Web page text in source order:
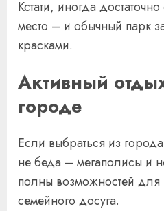
Кстати, иногда
место – и обычный парк
красками.
Активный
городе
Если выбраться из
не беда – мегаполисы и
полны возможностей для
семейного досуга.